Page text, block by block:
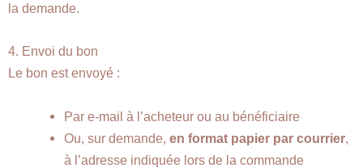
la demande.
4. Envoi du bon
Le bon est envoyé :
Par e-mail à l’acheteur ou au bénéficiaire
Ou, sur demande,en format papier par courrier
à l’adresse indiquée lors de la commande